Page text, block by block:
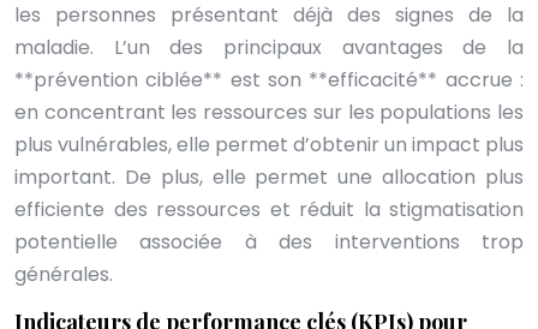
les personnes présentant déjà des signes de la
maladie. L’un des principaux avantages de la
**prévention ciblée** est son **efficacité** accrue :
en concentrant les ressources sur les populations les
plus vulnérables, elle permet d’obtenir un impact plus
important. De plus, elle permet une allocation plus
efficiente des ressources et réduit la stigmatisation
potentielle associée à des interventions trop
générales.
Indicateurs de performance clés (KPIs) pour